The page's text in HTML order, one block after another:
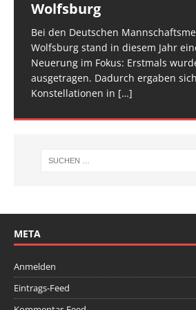
Wolfsburg
Bei den Deutschen
Wolfsburg stand in diesem Jahr
Neuerung im Fokus: Erstmals
ausgetragen. Dadurch ergaben
Konstellationen in […]
zwei Tage verteilt, um den Ablauf
den Athletinnen und Athleten mehr
[…]
TROPHY statt und 65 Kinder und
für den Trampolin Nachwuchs
[…]
überzeugt
Am vergangenen Wochenende traf
Spitze im Trampolinturnen in
(Baden-Württemberg) zu einem
Wettkampfwochenende: Am
Deutschen[…]
META
Anmelden
Eintrags-Feed